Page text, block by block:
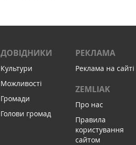
ДОВІДНИКИ
Культури
Можливості
Громади
Голови громад
РЕКЛАМА
Реклама на сайті
ZEMLIAK
Про нас
Правила
користування
сайтом